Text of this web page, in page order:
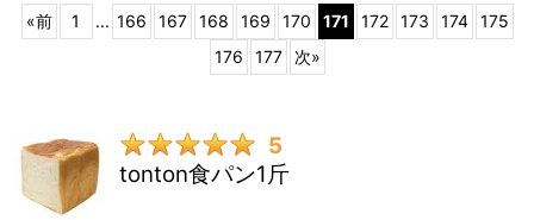
期間:
星の数:
«前 1 ... 166 167 168 169 170 171 172 173 174
175
176
177 次»
5
tonton食パン1斤